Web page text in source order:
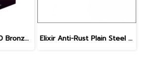
Elixir 3-Pack 80/20 Bronze Nanoweb Light 12-53 Elixir Anti-Rust Plain Steel Single Guitar Strings